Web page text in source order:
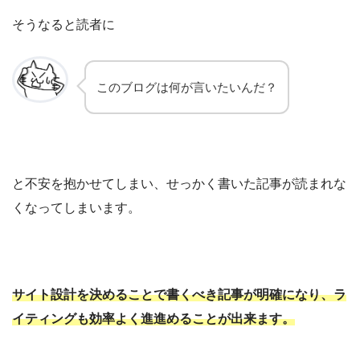
そうなると読者に
このブログは何が言いたいんだ？
と不安を抱かせてしまい、せっかく書いた記事が読まれな
くなってしまいます。
サイト設計を決めることで書くべき記事が明確になり、ラ
イティングも効率よく進進めることが出来ます。